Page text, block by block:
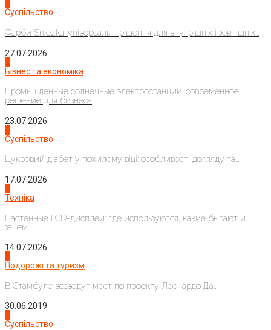
Суспільство
Фарби Sniezka: універсальні рішення для внутрішніх і зовнішніх...
27.07.2026
Бізнес та економіка
Промышленные солнечные электростанции: современное
решение для бизнеса
23.07.2026
Суспільство
Цукровий діабет у похилому віці: особливості догляду та...
17.07.2026
Техніка
Настенные LCD-дисплеи: где используются, какие бывают и
зачем...
14.07.2026
Подорожі та туризм
В Стамбуле возведут мост по проекту Леонардо Да...
30.06.2019
Суспільство